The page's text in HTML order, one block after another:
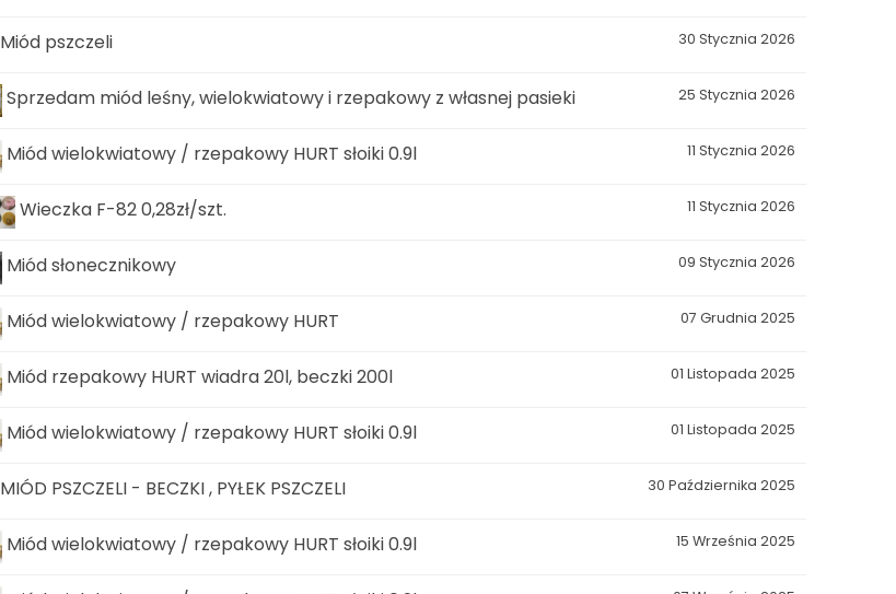
30 Stycznia 2026
Miód pszczeli
25 Stycznia 2026
Sprzedam miód leśny, wielokwiatowy i rzepakowy z własnej pasieki
11 Stycznia 2026
Miód wielokwiatowy / rzepakowy HURT słoiki 0.9l
11 Stycznia 2026
Wieczka F-82 0,28zł/szt.
09 Stycznia 2026
Miód słonecznikowy
07 Grudnia 2025
Miód wielokwiatowy / rzepakowy HURT
01 Listopada 2025
Miód rzepakowy HURT wiadra 20l, beczki 200l
01 Listopada 2025
Miód wielokwiatowy / rzepakowy HURT słoiki 0.9l
30 Października 2025
MIÓD PSZCZELI - BECZKI , PYŁEK PSZCZELI
15 Września 2025
Miód wielokwiatowy / rzepakowy HURT słoiki 0.9l